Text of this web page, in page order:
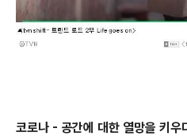
코로나 - 공간에 대한 열망을 키우